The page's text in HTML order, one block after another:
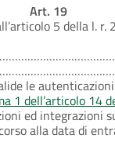
Art. 19
5 della l. r.
le
1 dell’articolo 14
ed integrazioni
alla data di